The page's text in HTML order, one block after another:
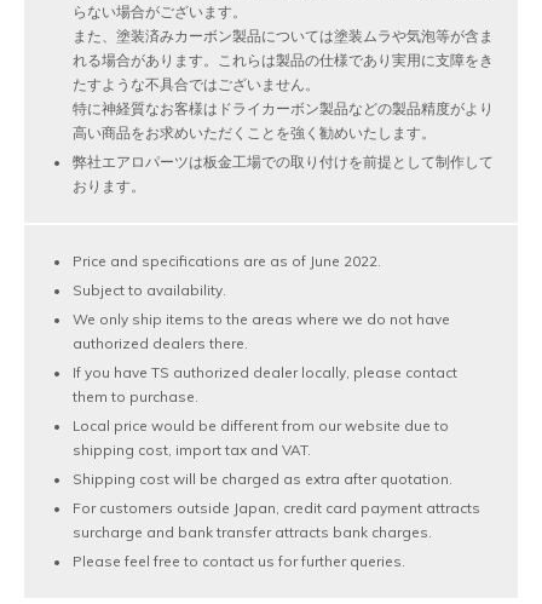
らない場合がございます。
また、塗装済みカーボン製品については塗装ムラや気泡等が含ま
れる場合があります。これらは製品の仕様であり実用に支障をき
たすような不具合ではございません。
特に神経質なお客様はドライカーボン製品などの製品精度がより
高い商品をお求めいただくことを強く勧めいたします。
弊社エアロパーツは板金工場での取り付けを前提として制作して
おります。
Price and specifications are as of June 2022.
Subject to availability.
We only ship items to the areas where we do not have
authorized dealers there.
If you have TS authorized dealer locally, please contact
them to purchase.
Local price would be different from our website due to
shipping cost, import tax and VAT.
Shipping cost will be charged as extra after quotation.
For customers outside Japan, credit card payment attracts
surcharge and bank transfer attracts bank charges.
Please feel free to contact us for further queries.